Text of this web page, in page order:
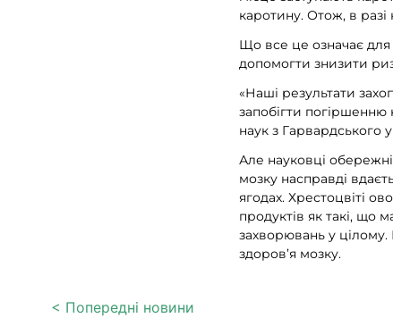
каротину. Отож, в разі
Що все це означає для
допомогти знизити
«Наші результати
запобігти погіршенню
наук з Гарвардського
Але науковці
мозку насправді
ягодах. Хрестоцвіті
продуктів як такі, що
захворювань у
здоров’я мозку.
< Попередні новини